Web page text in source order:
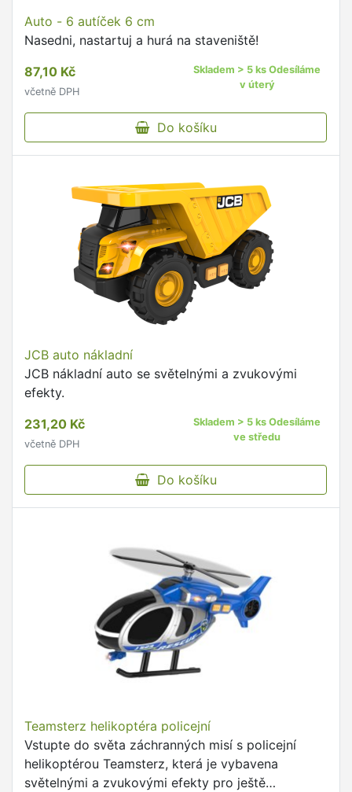
Auto - 6 autíček 6 cm
Nasedni, nastartuj a hurá na staveniště!
87,10 Kč
včetně DPH
Skladem > 5 ks Odesíláme
v úterý
Do košíku
JCB auto nákladní
JCB nákladní auto se světelnými a zvukovými
efekty.
231,20 Kč
včetně DPH
Skladem > 5 ks Odesíláme
ve středu
Do košíku
Teamsterz helikoptéra policejní
Vstupte do světa záchranných misí s policejní
helikoptérou Teamsterz, která je vybavena
světelnými a zvukovými efekty pro ještě